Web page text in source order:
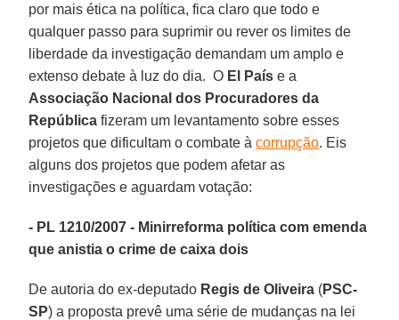
por mais ética na política, fica claro que todo e
qualquer passo para suprimir ou rever os limites de
liberdade da investigação demandam um amplo e
extenso debate à luz do dia. O El País e a
Associação Nacional dos Procuradores da
República fizeram um levantamento sobre esses
projetos que dificultam o combate àcorrupção. Eis
alguns dos projetos que podem afetar as
investigações e aguardam votação:
- PL 1210/2007 - Minirreforma política com emenda
que anistia o crime de caixa dois
De autoria do ex-deputado Regis de Oliveira (PSC-
SP) a proposta prevê uma série de mudanças na lei